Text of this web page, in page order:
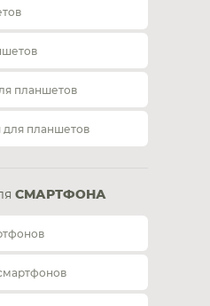
планшетов
для планшетов
СМАРТФОНА